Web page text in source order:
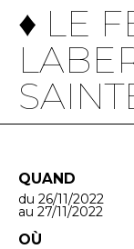
♦ LE
QUAND
du 26/11/2022
au 27/11/2022
OÙ